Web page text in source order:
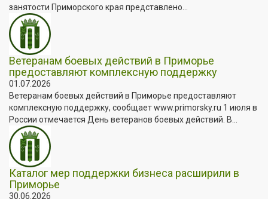
занятости Приморского края представлено...
Ветеранам боевых действий в Приморье
предоставляют комплексную поддержку
01.07.2026
Ветеранам боевых действий в Приморье предоставляют
комплексную поддержку, сообщает www.primorsky.ru 1 июля в
России отмечается День ветеранов боевых действий. В...
Каталог мер поддержки бизнеса расширили в
Приморье
30.06.2026